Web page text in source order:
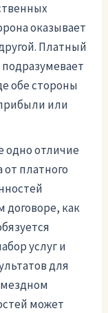
оказывает
Платный
обе стороны
или
одно отличие
от платного
договоре, как
услуг и
для
может